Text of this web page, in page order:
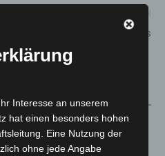
Bühne frei für Girls, Girls, Girls
Open Air 2026:
Oper im Maschpark
Interesse an unserem
hat einen besonders hohen
Eine Nutzung der
ohne jede Angabe